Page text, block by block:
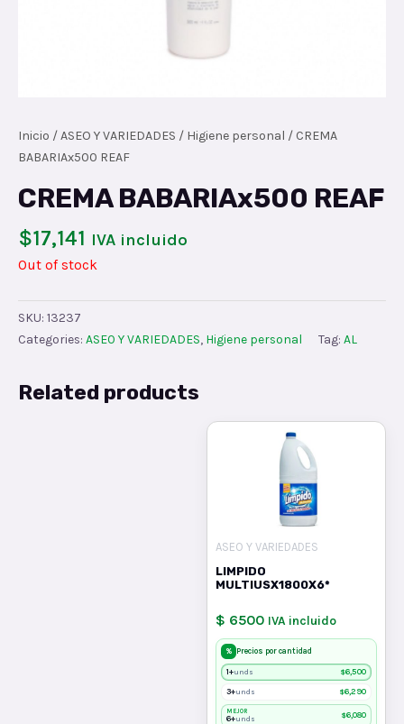
Inicio /ASEO Y VARIEDADES / Higiene personal / CREMA
BABARIAx500 REAF
CREMA BABARIAx500 REAF
$17,141 IVA incluido
Out of stock
SKU: 13237
Categories: ASEO Y VARIEDADES, Higiene personal Tag: AL
Related products
ASEO Y VARIEDADES
LIMPIDO
MULTIUSX1800X6*
$ 6500 IVA incluido
% Precios por cantidad
1+unds $6,500
3+unds $6,290
MEJOR
6+unds $6,080